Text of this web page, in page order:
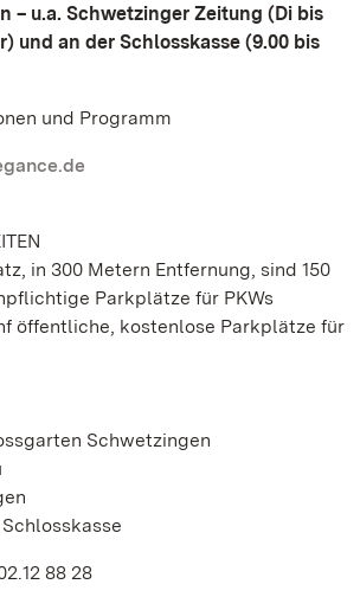
– u.a. Schwetzinger Zeitung (Di bis
und an der Schlosskasse (9.00 bis
und Programm
in 300 Metern Entfernung, sind 150
Parkplätze für PKWs
öffentliche, kostenlose Parkplätze für
Schwetzingen
88 28